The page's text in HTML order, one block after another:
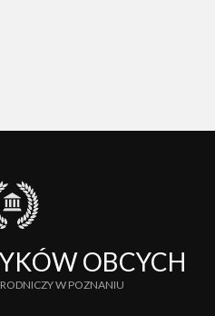
OBCYCH
W POZNANIU